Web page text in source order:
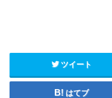
ツイート
はてブ